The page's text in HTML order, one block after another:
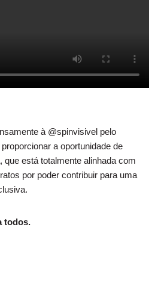
à @spinvisivel pelo
a oportunidade de
que está totalmente alinhada com
por poder contribuir para uma
todos.